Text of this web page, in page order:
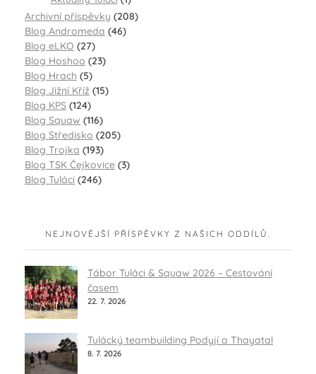
Archivní příspěvky (208)
Blog Andromeda (46)
Blog eLKO (27)
Blog Hoshoo (23)
Blog Hrach (5)
Blog Jižní Kříž (15)
Blog KPS (124)
Blog Squaw (116)
Blog Středisko (205)
Blog Trojka (193)
Blog TSK Čejkovice (3)
Blog Tuláci (246)
NEJNOVĚJŠÍ PŘÍSPĚVKY Z NAŠICH ODDÍLŮ.
Tábor Tuláci & Squaw 2026 – Cestování
časem
22. 7. 2026
Tulácký teambuilding Podyjí a Thayatal
8. 7. 2026